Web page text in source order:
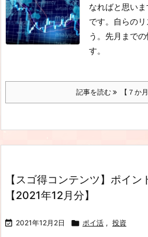
なればと思い
です。自らの
う。先月まで
す。
記事を読む 【７か
【スゴ得コンテンツ】ポイ
【2021年12月分】
 2021年12月2日  ポイ活 , 投資